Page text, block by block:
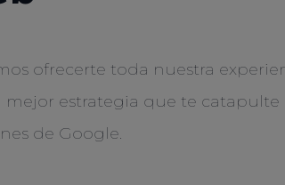
ofrecerte toda nuestra
mejor estrategia que te catapulte
de Google.